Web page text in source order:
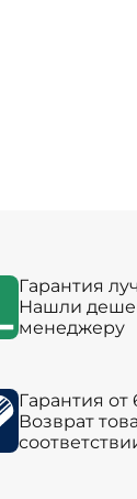
Гарантия
Нашли
менеджеру
Гарантия от
Возврат